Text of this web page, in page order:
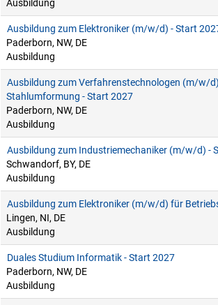
Ausbildung
Ausbildung zum Elektroniker (m/w/d) - Start
Paderborn, NW, DE
Ausbildung
Ausbildung zum Verfahrenstechnologen (m/w/
Stahlumformung - Start 2027
Paderborn, NW, DE
Ausbildung
Ausbildung zum Industriemechaniker (m/w/d) -
Schwandorf, BY, DE
Ausbildung
Ausbildung zum Elektroniker (m/w/d) für
Lingen, NI, DE
Ausbildung
Duales Studium Informatik - Start 2027
Paderborn, NW, DE
Ausbildung